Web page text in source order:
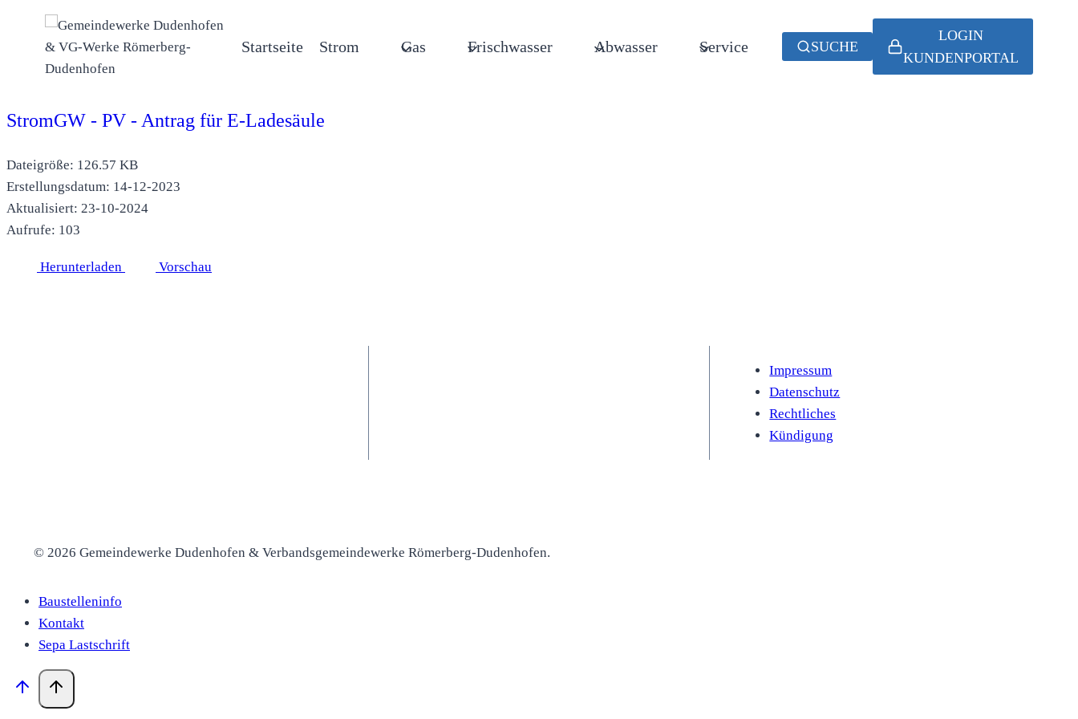
Startseite Strom Gas Frischwasser Abwasser Service SUCHE
LOGIN
KUNDENPORTAL
StromGW - PV - Antrag für E-Ladesäule
Dateigröße: 126.57 KB
Erstellungsdatum: 14-12-2023
Aktualisiert: 23-10-2024
Aufrufe: 103
Herunterladen Vorschau
Impressum
Datenschutz
Rechtliches
Kündigung
© 2026 Gemeindewerke Dudenhofen & Verbandsgemeindewerke Römerberg-Dudenhofen.
Baustelleninfo
Kontakt
Sepa Lastschrift